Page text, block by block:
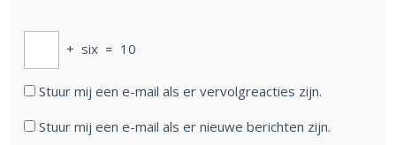
+ six = 10
Stuur mij een e-mail als er vervolgreacties zijn.
Stuur mij een e-mail als er nieuwe berichten zijn.